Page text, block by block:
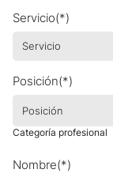
Servicio(*)
Posición(*)
Categoría profesional
Nombre(*)